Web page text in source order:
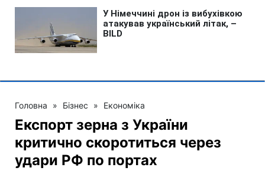
Головна » Бізнес » Економіка
Експорт зерна з України
критично скоротиться через
удари РФ по портах